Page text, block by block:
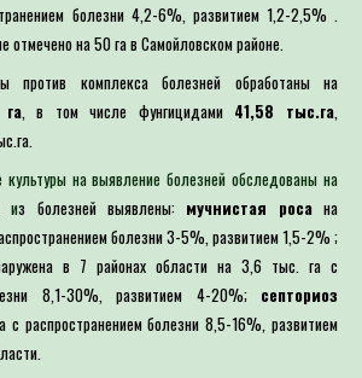
болезни 4,2-6%, развитием 1,2-2,5% .
отмечено на 50 га в Самойловском районе.
против комплекса болезней обработаны на
, в том числе фунгицидами 41,58 тыс.га,
на выявление болезней обследованы на
из болезней выявлены: мучнистая росана
болезни 3-5%, развитием 1,5-2% ;
в 7 районах области на 3,6 тыс. га с
8,1-30%, развитием 4-20%; септориоз
с распространением болезни 8,5-16%, развитием